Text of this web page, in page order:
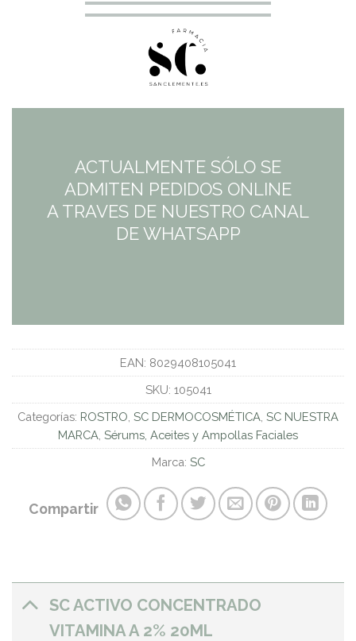
ACTUALMENTE SÓLO SE
ADMITEN PEDIDOS ONLINE
A TRAVES DE NUESTRO CANAL
DE WHATSAPP
EAN: 8029408105041
SKU: 105041
Categorías: ROSTRO SC DERMOCOSMÉTICA SC NUESTRA
MARCA Sérums, Aceites y Ampollas Faciales
Marca: SC
Compartir
SC ACTIVO CONCENTRADO
VITAMINA A 2% 20ML